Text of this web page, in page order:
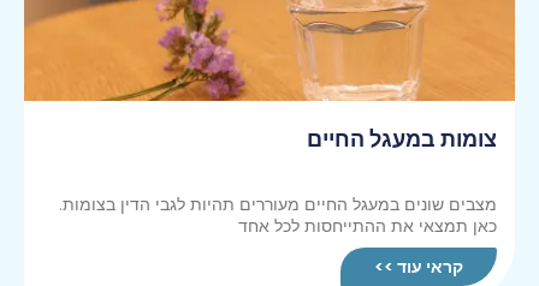
צומות במעגל החיים
מצבים שונים במעגל החיים מעוררים תהיות לגבי הדין בצומות.
כאן תמצאי את ההתייחסות לכל אחד
קראי עוד >>